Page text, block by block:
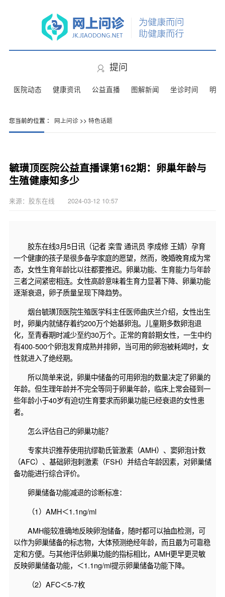
提问
医院动态 健康资讯 公益直播 图解新闻 坐诊时间 明
您当前的位置 ： 网上问诊>> 特色话题
毓璜顶医院公益直播课第162期：卵巢年龄与
生殖健康知多少
来源：胶东在线 2024-03-12 10:57
胶东在线3月5日讯（记者 栾雪 通讯员 李成修 王婧）孕育
一个健康的孩子是很多备孕家庭的愿望，然而，晚婚晚育成为常
态，女性生育年龄比以往都要推迟。卵巢功能、生育能力与年龄
三者之间紧密相连。女性高龄意味着生育力显著下降、卵巢功能
逐渐衰退，卵子质量呈现下降趋势。
烟台毓璜顶医院生殖医学科主任医师曲庆兰介绍，女性出生
时，卵巢内就储存着约200万个始基卵泡。儿童期多数卵泡退
化，至青春期时减少至约30万个。正常的育龄期女性，一生中约
有400-500个卵泡发育成熟并排卵，当可用的卵泡被耗竭时，女
性就进入了绝经期。
所以简单来说，卵巢中储备的可用卵泡的数量决定了卵巢的
年龄。但生理年龄并不完全等同于卵巢年龄，临床上常会碰到一
些年龄小于40岁有迫切生育要求而卵巢功能已经衰退的女性患
者。
怎么评估自己的卵巢功能？
专家共识推荐使用抗缪勒氏管激素（AMH）、窦卵泡计数
（AFC）、基础卵泡刺激素（FSH）并结合年龄因素，对卵巢储
备功能进行综合评价。
卵巢储备功能减退的诊断标准：
（1）AMH＜1.1ng/ml
AMH能较准确地反映卵泡储备，随时都可以抽血检测，可
以作为卵巢储备的标志物，大体预测绝经年龄，而且最为可靠稳
定和方便。与其他评估卵巢功能的指标相比，AMH更早更灵敏
反映卵巢储备功能，＜1.1ng/ml提示卵巢储备功能下降。
（2）AFC＜5-7枚